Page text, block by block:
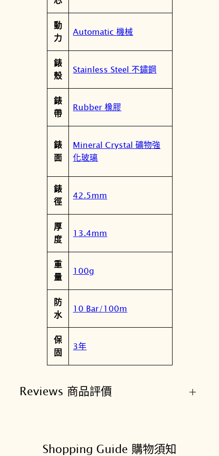
6
7
J
動
力
Automatic 機械
錶
殼
Stainless Steel 不鏽鋼
錶
帶
Rubber 橡膠
錶
面
Mineral Crystal 礦物強
化玻璃
錶
徑
42.5mm
厚
度
13.4mm
重
量
100g
防
水
10 Bar/100m
保
固
3年
Reviews 商品評價 +
Shopping Guide 購物須知